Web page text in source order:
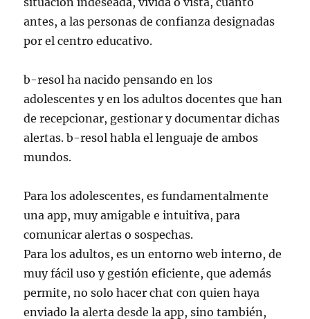
antes, a las personas de confianza designadas
por el centro educativo.
b-resol ha nacido pensando en los
adolescentes y en los adultos docentes que han
de recepcionar, gestionar y documentar dichas
alertas. b-resol habla el lenguaje de ambos
mundos.
Para los adolescentes, es fundamentalmente
una app, muy amigable e intuitiva, para
comunicar alertas o sospechas.
Para los adultos, es un entorno web interno, de
muy fácil uso y gestión eficiente, que además
permite, no solo hacer chat con quien haya
enviado la alerta desde la app, sino también,